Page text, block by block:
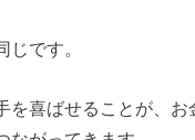
です。
を喜ばせることが、